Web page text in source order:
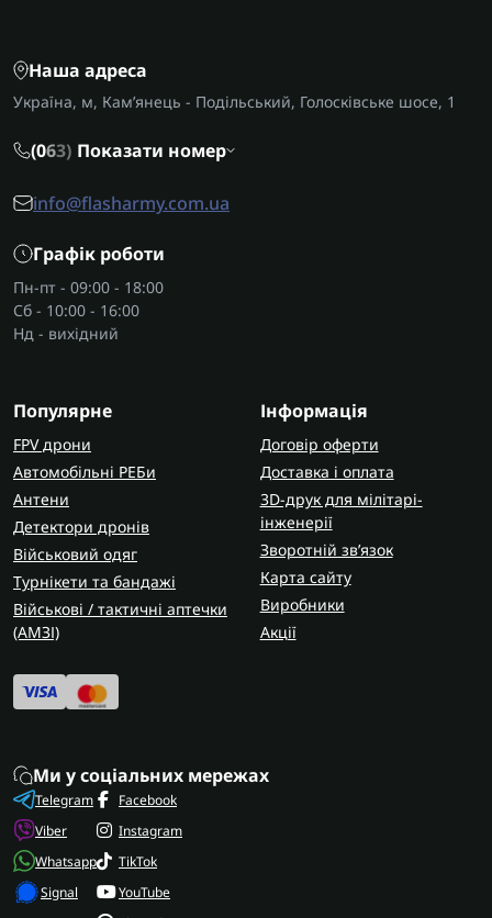
Наша адреса
Україна, м, Кам’янець - Подільський, Голосківське шосе, 1
(063) Показати номер
info@flasharmy.com.ua
Графік роботи
Пн-пт - 09:00 - 18:00
Сб - 10:00 - 16:00
Нд - вихідний
Популярне
FPV дрони
Автомобільні РЕБи
Антени
Детектори дронів
Військовий одяг
Турнікети та бандажі
Військові / тактичні аптечки
(AMЗІ)
Інформація
Договір оферти
Доставка і оплата
3D-друк для мілітарі-
інженерії
Зворотній зв’язок
Карта сайту
Виробники
Акції
Ми у соціальних мережах
Telegram
Viber
Whatsapp
Signal
Facebook
Instagram
TikTok
YouTube